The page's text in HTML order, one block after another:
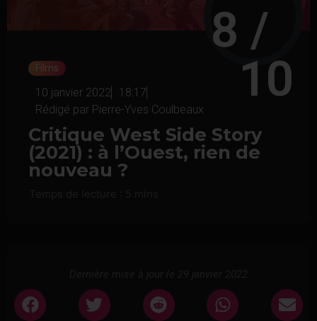
8
10
Films
10 janvier 2022
18:17
Rédigé par Pierre-Yves Coulbeaux
Critique West Side Story
(2021) : à l’Ouest, rien de
nouveau ?